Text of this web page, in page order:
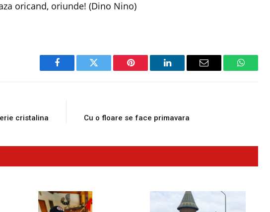
oricand, oriunde! (Dino Nino)
Facebook Twitter Pinterest LinkedIn Email
cristalina Cu o floare se face primavara